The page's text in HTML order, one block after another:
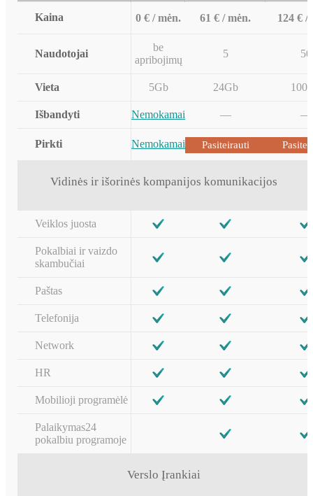
Kaina 0 € / mėn. 61 € / mėn. 124 € /
Naudotojai
be
apribojimų
5 50
Vieta 5Gb 24Gb
Išbandyti Nemokamai — —
Pirkti Nemokamai Pasiteirauti
Vidinės ir išorinės kompanijos komunikacijos
Veiklos juosta
Pokalbiai ir vaizdo
skambučiai
Paštas
Telefonija
Network
HR
Mobilioji programėlė
Palaikymas24
pokalbiu programoje
Verslo Įrankiai